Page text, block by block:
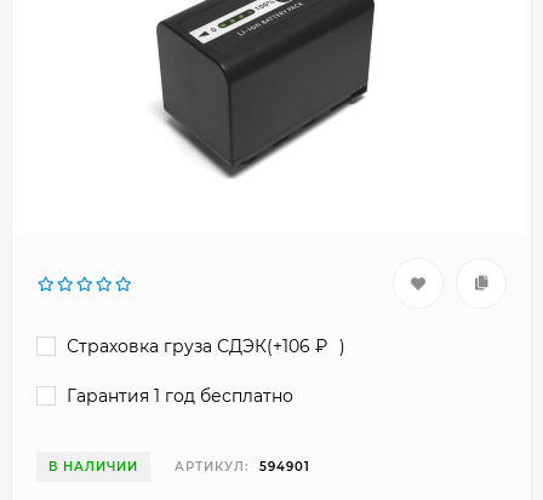
Страховка груза СДЭК(+106 )
Гарантия 1 год бесплатно
В НАЛИЧИИ АРТИКУЛ: 594901